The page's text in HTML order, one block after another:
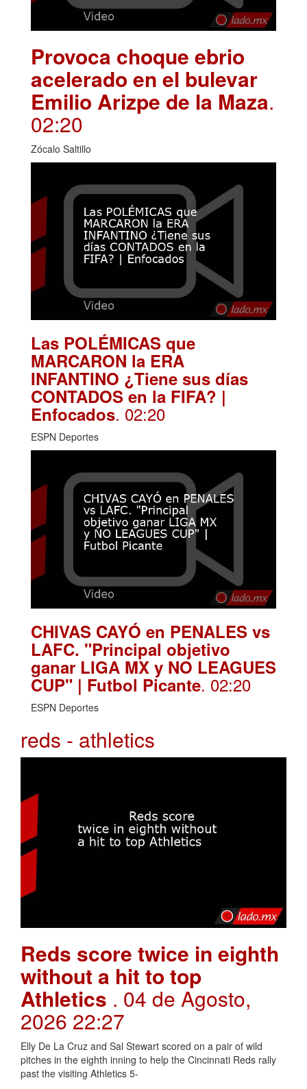
Provoca choque ebrio
acelerado en el bulevar
Emilio Arizpe de la Maza.
02:20
Zócalo Saltillo
Las POLÉMICAS que
MARCARON la ERA
INFANTINO ¿Tiene sus días
CONTADOS en la FIFA? |
Enfocados. 02:20
ESPN Deportes
CHIVAS CAYÓ en PENALES vs
LAFC. "Principal objetivo
ganar LIGA MX y NO LEAGUES
CUP" | Futbol Picante. 02:20
ESPN Deportes
reds - athletics
Reds score twice in eighth
without a hit to top
Athletics . 04 de Agosto,
2026 22:27
Elly De La Cruz and Sal Stewart scored on a pair of wild
pitches in the eighth inning to help the Cincinnati Reds rally
past the visiting Athletics 5-